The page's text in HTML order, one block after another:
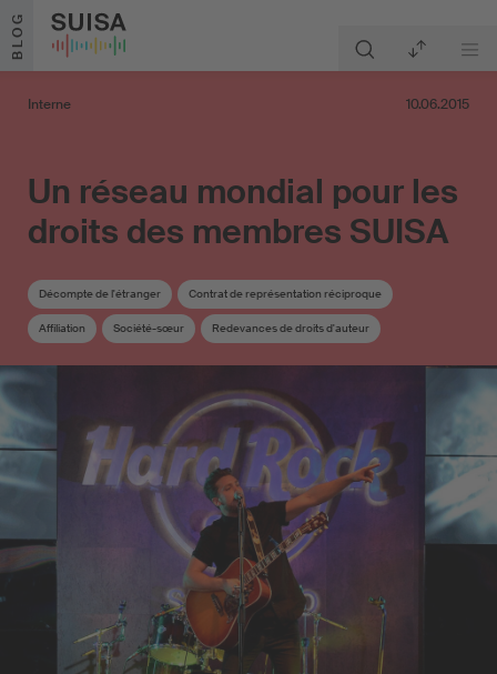
Aller au contenu
BLOG
Interne 10.06.2015
Un réseau mondial pour les
droits des membres SUISA
Décompte de l'étranger Contrat de représentation réciproque
Affiliation Société-sœur Redevances de droits d'auteur